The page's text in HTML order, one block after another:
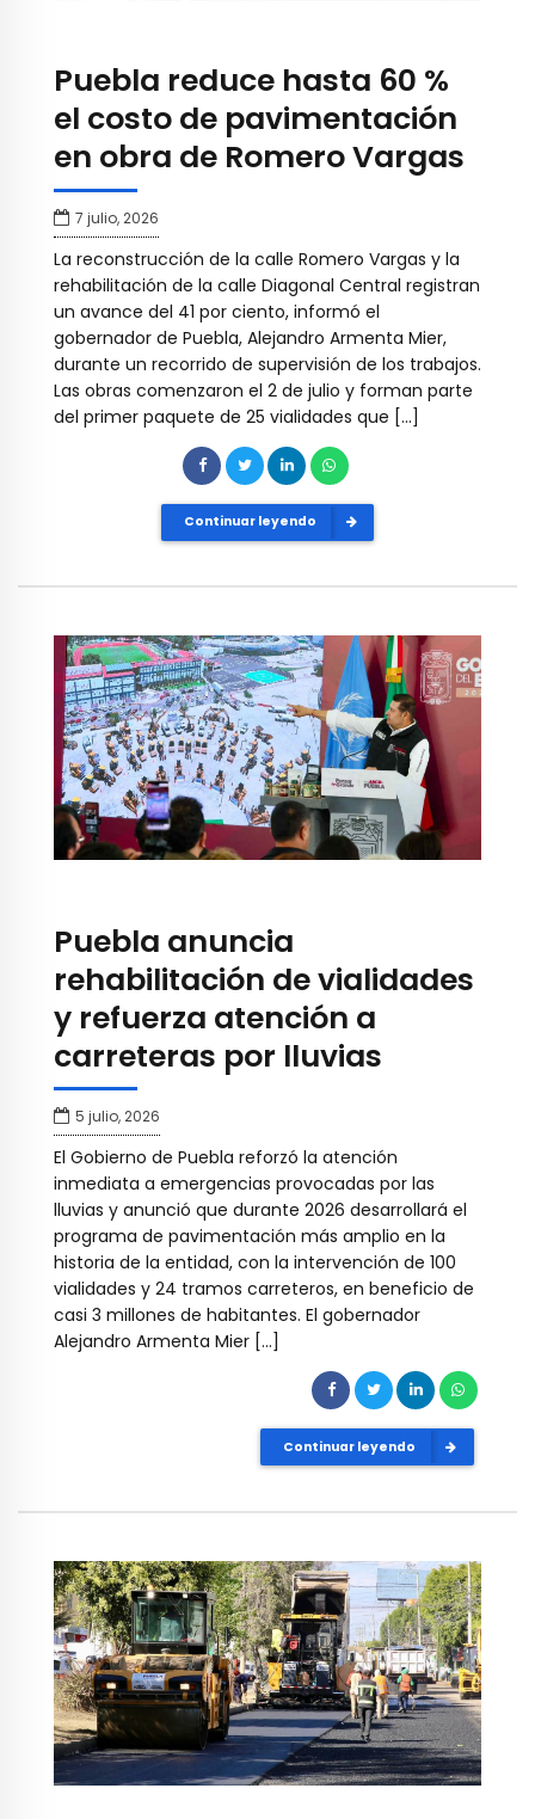
Puebla reduce hasta 60 %
el costo de pavimentación
en obra de Romero Vargas
7 julio, 2026
La reconstrucción de la calle Romero Vargas y la
rehabilitación de la calle Diagonal Central registran
un avance del 41 por ciento, informó el
gobernador de Puebla, Alejandro Armenta Mier,
durante un recorrido de supervisión de los trabajos.
Las obras comenzaron el 2 de julio y forman parte
del primer paquete de 25 vialidades que […]
Continuar leyendo
Puebla anuncia
rehabilitación de vialidades
y refuerza atención a
carreteras por lluvias
5 julio, 2026
El Gobierno de Puebla reforzó la atención
inmediata a emergencias provocadas por las
lluvias y anunció que durante 2026 desarrollará el
programa de pavimentación más amplio en la
historia de la entidad, con la intervención de 100
vialidades y 24 tramos carreteros, en beneficio de
casi 3 millones de habitantes. El gobernador
Alejandro Armenta Mier […]
Continuar leyendo